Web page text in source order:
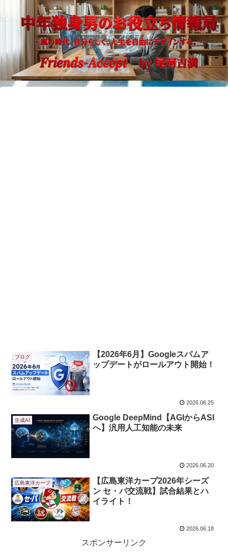
ブログ
【2026年6月】Googleスパムア
ップデートがロールアウト開始！
2026.06.25
生成AI
Google DeepMind【AGIからASI
へ】汎用人工知能の未来
2026.06.20
広島東洋カープ
【広島東洋カープ2026年シーズ
ン セ・パ交流戦】試合結果とハ
イライト！
2026.06.18
スポンサーリンク